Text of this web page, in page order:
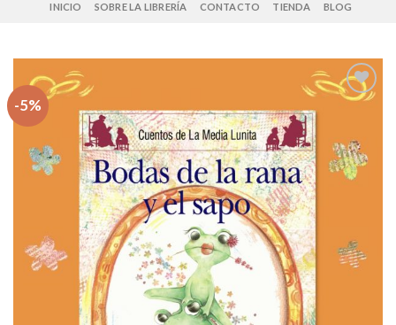
INICIO SOBRE LA LIBRERÍA CONTACTO TIENDA BLOG
-5%
deseos